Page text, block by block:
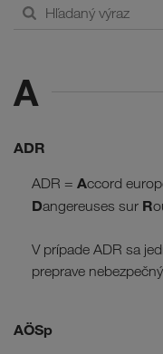
A
ADR
ADR = Accord
Dangereuses sur R
V prípade ADR sa
preprave
AÖSp